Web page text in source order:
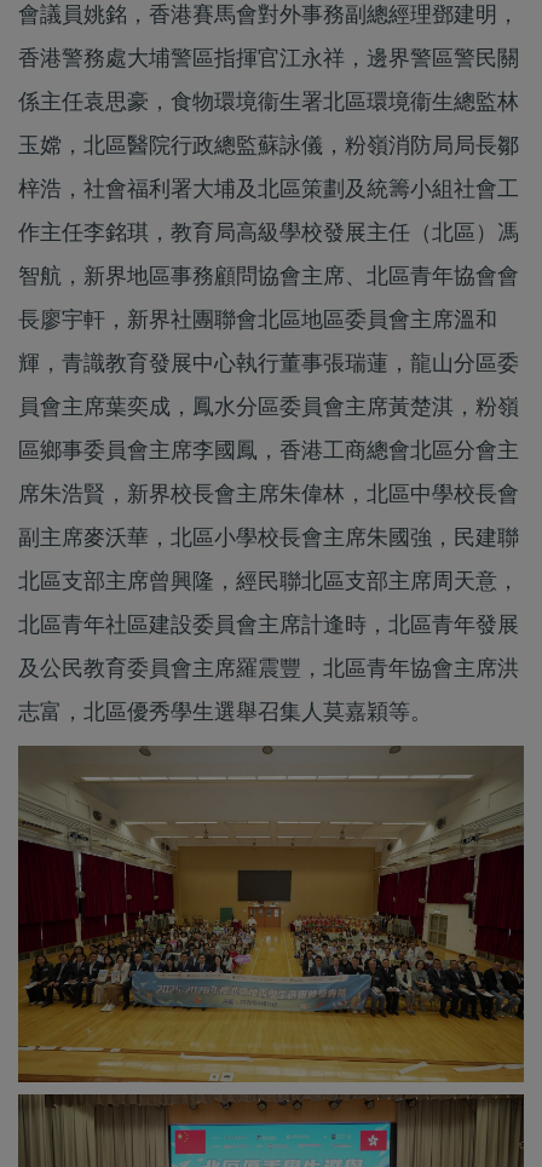
會議員姚銘，香港賽馬會對外事務副總經理鄧建明，
香港警務處大埔警區指揮官江永祥，邊界警區警民關
係主任袁思豪，食物環境衞生署北區環境衞生總監林
玉嫦，北區醫院行政總監蘇詠儀，粉嶺消防局局長鄒
梓浩，社會福利署大埔及北區策劃及統籌小組社會工
作主任李銘琪，教育局高級學校發展主任（北區）馮
智航，新界地區事務顧問協會主席、北區青年協會會
長廖宇軒，新界社團聯會北區地區委員會主席溫和
輝，青識教育發展中心執行董事張瑞蓮，龍山分區委
員會主席葉奕成，鳳水分區委員會主席黃楚淇，粉嶺
區鄉事委員會主席李國鳳，香港工商總會北區分會主
席朱浩賢，新界校長會主席朱偉林，北區中學校長會
副主席麥沃華，北區小學校長會主席朱國強，民建聯
北區支部主席曾興隆，經民聯北區支部主席周天意，
北區青年社區建設委員會主席計逢時，北區青年發展
及公民教育委員會主席羅震豐，北區青年協會主席洪
志富，北區優秀學生選舉召集人莫嘉穎等。